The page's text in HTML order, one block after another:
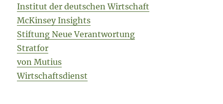
Institut der deutschen Wirtschaft
McKinsey Insights
Stiftung Neue Verantwortung
Stratfor
von Mutius
Wirtschaftsdienst